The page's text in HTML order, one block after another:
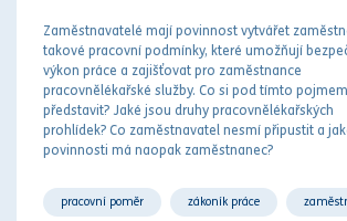
Zaměstnavatelé mají povinnost vytvářet
takové pracovní podmínky, které umožňují
výkon práce a zajišťovat pro zaměstnance
pracovnělékařské služby. Co si pod tímto pojmem
představit? Jaké jsou druhy pracovnělékařských
prohlídek? Co zaměstnavatel nesmí připustit a
povinnosti má naopak zaměstnanec?
pracovní poměr zákoník práce